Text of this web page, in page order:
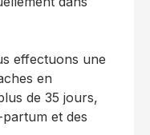
effectuons une
en
de 35 jours,
et des